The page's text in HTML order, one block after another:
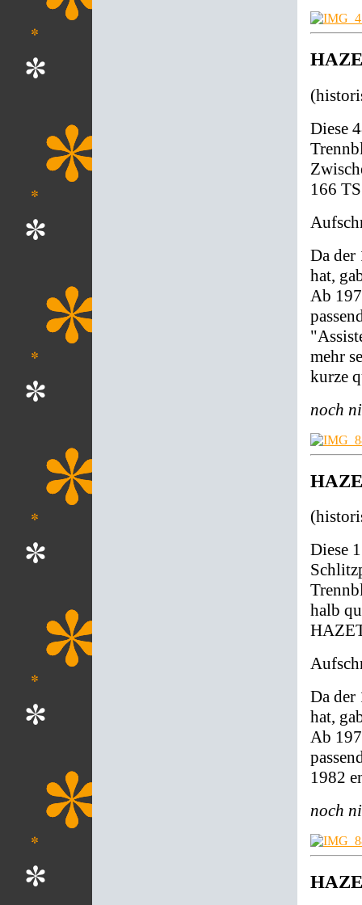
Diese
166
Da der
hat,
Ab
mehr
kurze
noch
Diese
halb
Da der
hat,
Ab
1982
noch